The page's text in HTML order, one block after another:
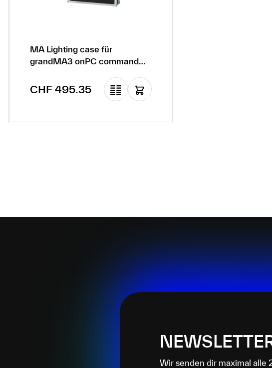
MA Lighting case für
grandMA3 onPC command
Regulärer Preis:
CHF 495.35
Wir senden dir maximal